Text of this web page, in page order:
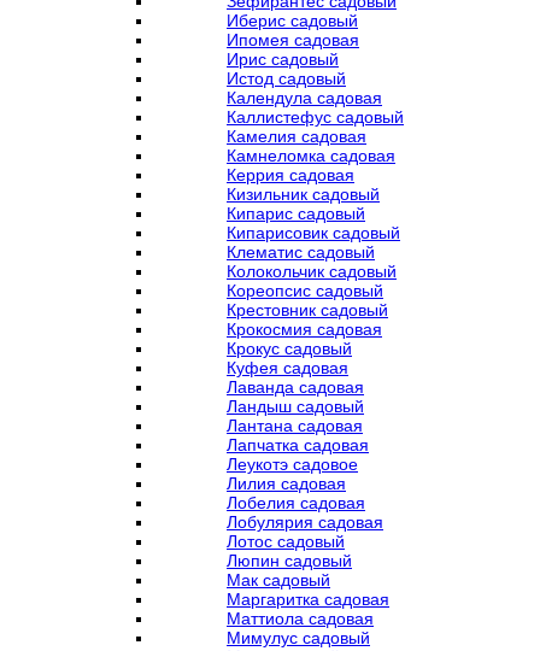
Иберис садовый
Ипомея садовая
Ирис садовый
Истод садовый
Календула садовая
Каллистефус садовый
Камелия садовая
Камнеломка садовая
Керрия садовая
Кизильник садовый
Кипарис садовый
Кипарисовик садовый
Клематис садовый
Колокольчик садовый
Кореопсис садовый
Крестовник садовый
Крокосмия садовая
Крокус садовый
Куфея садовая
Лаванда садовая
Ландыш садовый
Лантана садовая
Лапчатка садовая
Леукотэ садовое
Лилия садовая
Лобелия садовая
Лобулярия садовая
Лотос садовый
Люпин садовый
Мак садовый
Маргаритка садовая
Маттиола садовая
Мимулус садовый